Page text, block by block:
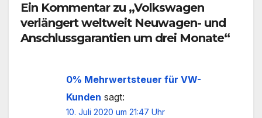
Ein Kommentar zu „Volkswagen
verlängert weltweit Neuwagen- und
Anschlussgarantien um drei Monate“
0% Mehrwertsteuer für VW-
Kunden sagt:
10. Juli 2020 um 21:47 Uhr